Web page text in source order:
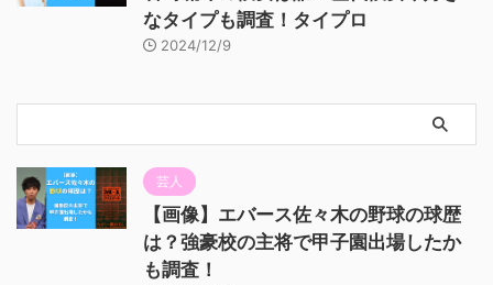
なタイプも調査！タイプロ
2024/12/9
芸人
【画像】エバース佐々木の野球の球歴
は？強豪校の主将で甲子園出場したか
も調査！